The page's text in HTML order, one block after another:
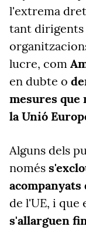
l'extrema
tant dirigents
lucre, com
en dubte o
mesures que
la Unió
Alguns dels
només
de l'UE, i que
s'allarguen